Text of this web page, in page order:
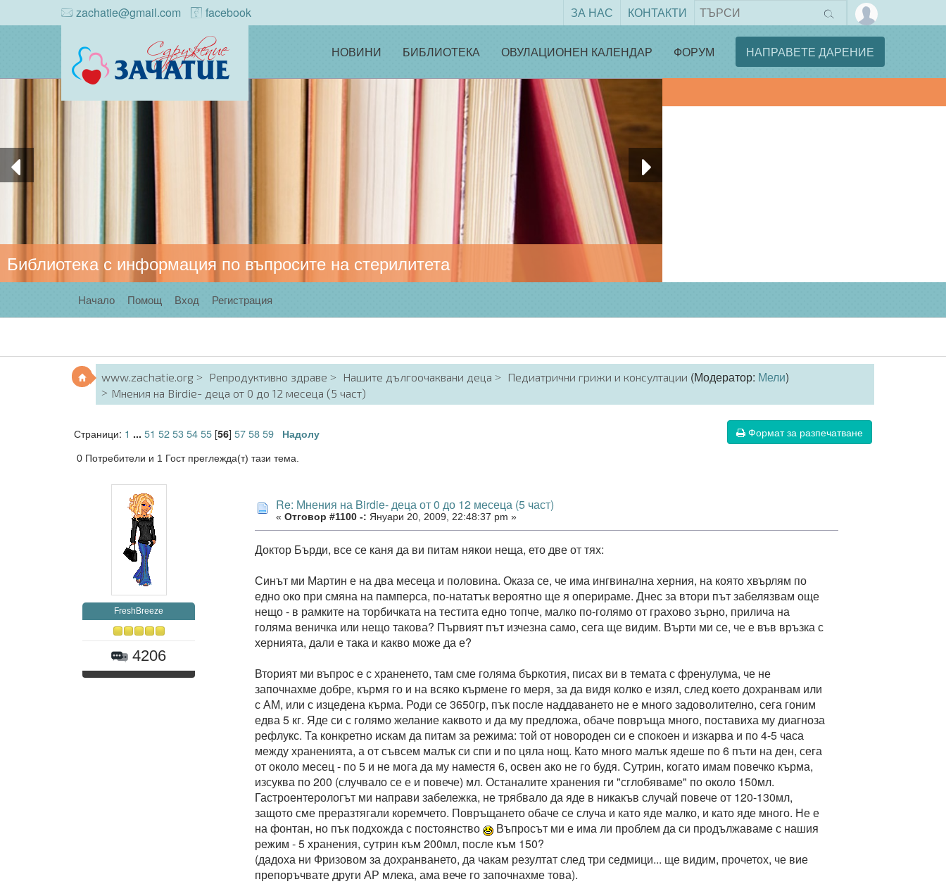
zachatie@gmail.com facebook ЗА НАС КОНТАКТИ
НОВИНИ БИБЛИОТЕКА ОВУЛАЦИОНЕН КАЛЕНДАР ФОРУМ НАПРАВЕТЕ ДАРЕНИЕ
Библиотека с информация по въпросите на стерилитета
Начало Помощ Вход Регистрация
www.zachatie.org Репродуктивно здраве Нашите дългоочаквани деца Педиатрични грижи и консултации (Модератор: Мели)
Мнения на Birdie- деца от 0 до 12 месеца (5 част)
Формат за разпечатване
Страници: 1 ... 51 52535455[56] 575859 Надолу
0 Потребители и 1 Гост преглежда(т) тази тема.
FreshBreeze
4206
Re: Мнения на Birdie- деца от 0 до 12 месеца (5 част)
« Отговор #1100 -: Януари 20, 2009, 22:48:37 pm »
Доктор Бърди, все се каня да ви питам някои неща, ето две от тях:
Синът ми Мартин е на два месеца и половина. Оказа се, че има ингвинална херния, на която хвърлям по
едно око при смяна на памперса, по-нататък вероятно ще я оперираме. Днес за втори път забелязвам още
нещо - в рамките на торбичката на тестита едно топче, малко по-голямо от грахово зърно, прилича на
голяма веничка или нещо такова? Първият път изчезна само, сега ще видим. Върти ми се, че е във връзка с
хернията, дали е така и какво може да е?
Вторият ми въпрос е с храненето, там сме голяма бъркотия, писах ви в темата с френулума, че не
започнахме добре, кърмя го и на всяко кърмене го меря, за да видя колко е изял, след което дохранвам или
с АМ, или с изцедена кърма. Роди се 3650гр, пък после наддаването не е много задоволително, сега гоним
едва 5 кг. Яде си с голямо желание каквото и да му предложа, обаче повръща много, поставиха му диагноза
рефлукс. Та конкретно искам да питам за режима: той от новороден си е спокоен и изкарва и по 4-5 часа
между храненията, а от съвсем малък си спи и по цяла нощ. Като много малък ядеше по 6 пъти на ден, сега
от около месец - по 5 и не мога да му наместя 6, освен ако не го будя. Сутрин, когато имам повечко кърма,
изсуква по 200 (случвало се е и повече) мл. Останалите хранения ги "сглобяваме" по около 150мл.
Гастроентерологът ми направи забележка, не трябвало да яде в никакъв случай повече от 120-130мл,
защото сме преразтягали коремчето. Повръщането обаче се случа и като яде малко, и като яде много. Не е
на фонтан, но пък подхожда с постоянство
Въпросът ми е има ли проблем да си продължаваме с нашия
режим - 5 хранения, сутрин към 200мл, после към 150?
(дадоха ни Фризовом за дохранването, да чакам резултат след три седмици... ще видим, прочетох, че вие
препоръчвате други АР млека, ама вече го започнахме това).